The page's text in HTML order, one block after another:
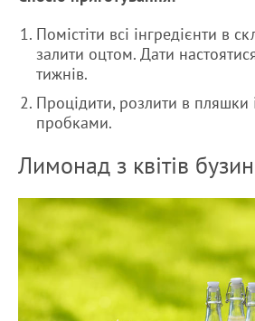
Помістіти всі інгредієнти в
залити оцтом. Дати
тижнів.
Процідити, розлити в пляшки
пробками.
Лимонад з квітів